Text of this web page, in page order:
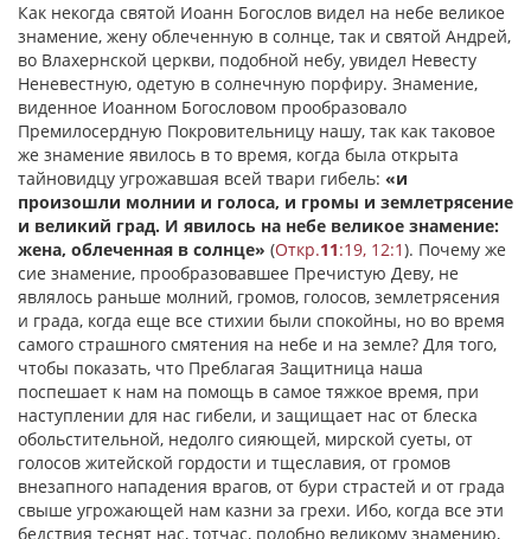
Как некогда святой Иоанн Богослов видел на небе великое
знамение, жену облеченную в солнце, так и святой Андрей,
во Влахернской церкви, подобной небу, увидел Невесту
Неневестную, одетую в солнечную порфиру. Знамение,
виденное Иоанном Богословом прообразовало
Премилосердную Покровительницу нашу, так как таковое
же знамение явилось в то время, когда была открыта
тайновидцу угрожавшая всей твари гибель: «и
произошли молнии и голоса, и громы и землетрясение
и великий град. И явилось на небе великое знамение:
жена, облеченная в солнце» (Откр.11:19, 12:1). Почему же
сие знамение, прообразовавшее Пречистую Деву, не
являлось раньше молний, громов, голосов, землетрясения
и града, когда еще все стихии были спокойны, но во время
самого страшного смятения на небе и на земле? Для того,
чтобы показать, что Преблагая Защитница наша
поспешает к нам на помощь в самое тяжкое время, при
наступлении для нас гибели, и защищает нас от блеска
обольстительной, недолго сияющей, мирской суеты, от
голосов житейской гордости и тщеславия, от громов
внезапного нападения врагов, от бури страстей и от града
свыше угрожающей нам казни за грехи. Ибо, когда все эти
бедствия теснят нас, тотчас, подобно великому знамению,